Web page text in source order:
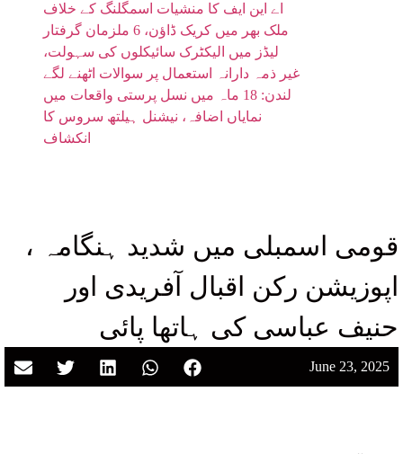
اے این ایف کا منشیات اسمگلنگ کے خلاف
ملک بھر میں کریک ڈاؤن، 6 ملزمان گرفتار
لیڈز میں الیکٹرک سائیکلوں کی سہولت،
غیر ذمہ دارانہ استعمال پر سوالات اٹھنے لگے
لندن: 18 ماہ میں نسل پرستی واقعات میں
نمایاں اضافہ، نیشنل ہیلتھ سروس کا
انکشاف
قومی اسمبلی میں شدید ہنگامہ ،
اپوزیشن رکن اقبال آفریدی اور
حنیف عباسی کی ہاتھا پائی
June 23, 2025